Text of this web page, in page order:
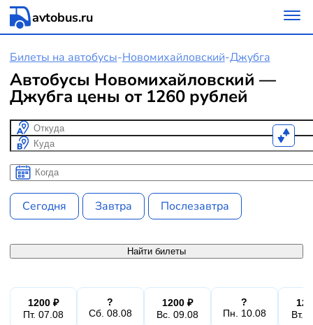
avtobus.ru
Билеты на автобусы-Новомихайловский-Джубга
Автобусы Новомихайловский —
Джубга цены от 1260 рублей
Откуда
Куда
Когда
Когда
Сегодня Завтра Послезавтра
Найти билеты
1200 ₽
Пт. 07.08
?
Сб. 08.08
1200 ₽
Вс. 09.08
?
Пн. 10.08
Вт.